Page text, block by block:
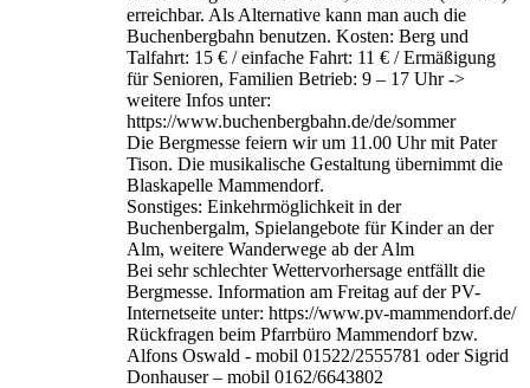
erreichbar. Als Alternative kann man auch die
Buchenbergbahn benutzen. Kosten: Berg und
Talfahrt: 15 € / einfache Fahrt: 11 € / Ermäßigung
für Senioren, Familien Betrieb: 9 – 17 Uhr ->
weitere Infos unter:
https://www.buchenbergbahn.de/de/sommer
Die Bergmesse feiern wir um 11.00 Uhr mit Pater
Tison. Die musikalische Gestaltung übernimmt die
Blaskapelle Mammendorf.
Sonstiges: Einkehrmöglichkeit in der
Buchenbergalm, Spielangebote für Kinder an der
Alm, weitere Wanderwege ab der Alm
Bei sehr schlechter Wettervorhersage entfällt die
Bergmesse. Information am Freitag auf der PV-
Internetseite unter: https://www.pv-mammendorf.de/
Rückfragen beim Pfarrbüro Mammendorf bzw.
Alfons Oswald - mobil 01522/2555781 oder Sigrid
Donhauser – mobil 0162/6643802